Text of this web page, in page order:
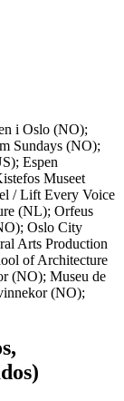
i Oslo (NO);
Sundays (NO);
Espen
Museet
/ Lift Every Voice
(NL); Orfeus
Oslo City
Arts Production
of Architecture
(NO); Museu de
(NO);